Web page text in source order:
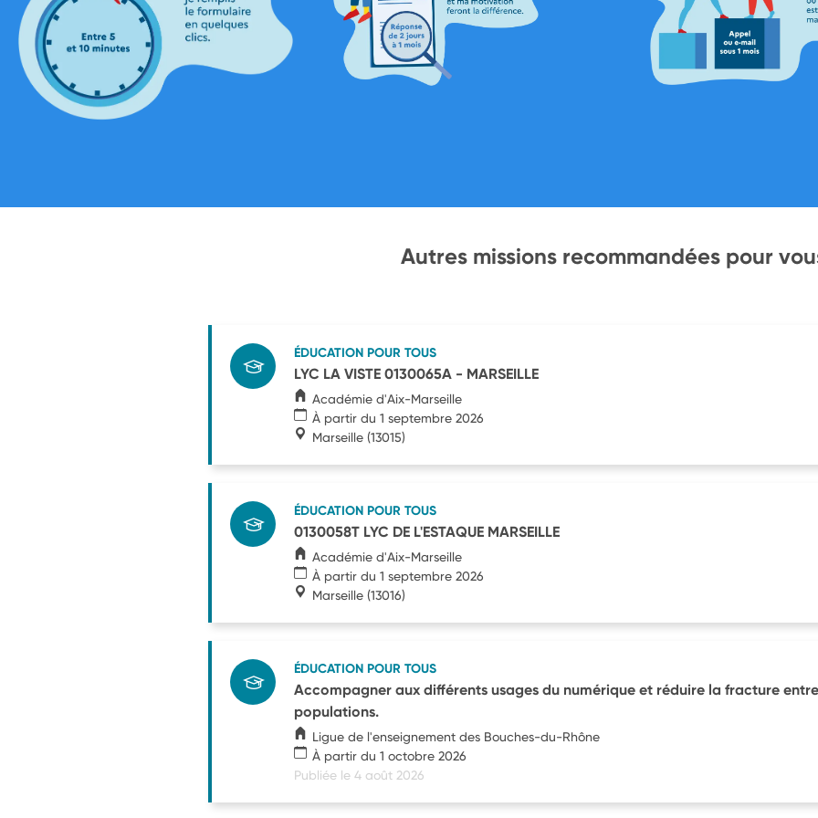
Autres missions recommandées pour
ÉDUCATION POUR TOUS
LYC LA VISTE 0130065A - MARSEILLE
Académie d'Aix-Marseille
À partir du 1 septembre 2026
Marseille (13015)
ÉDUCATION POUR TOUS
0130058T LYC DE L'ESTAQUE MARSEILLE
Académie d'Aix-Marseille
À partir du 1 septembre 2026
Marseille (13016)
ÉDUCATION POUR TOUS
Accompagner aux différents usages du numérique et réduire la fracture
populations.
Ligue de l'enseignement des Bouches-du-Rhône
À partir du 1 octobre 2026
Publiée le 4 août 2026